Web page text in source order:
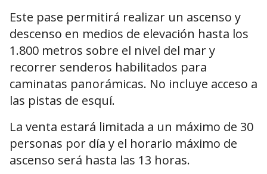
Este pase permitirá realizar un ascenso y
descenso en medios de elevación hasta los
1.800 metros sobre el nivel del mar y
recorrer senderos habilitados para
caminatas panorámicas. No incluye acceso a
las pistas de esquí.
La venta estará limitada a un máximo de 30
personas por día y el horario máximo de
ascenso será hasta las 13 horas.